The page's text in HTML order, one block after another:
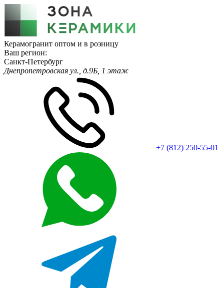
Керамогранит оптом и в розницу
Ваш регион:
Санкт-Петербург
Днепропетровская ул., д.9Б, 1 этаж
+7 (812) 250-55-01